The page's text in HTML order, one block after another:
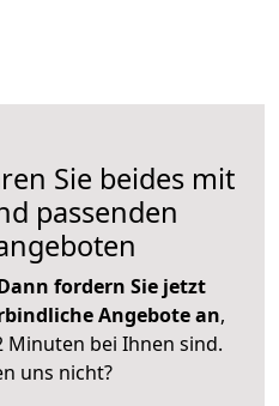
Sie beides mit
passenden
fordern Sie jetzt
Angebote an,
Minuten bei Ihnen sind.
uns nicht?